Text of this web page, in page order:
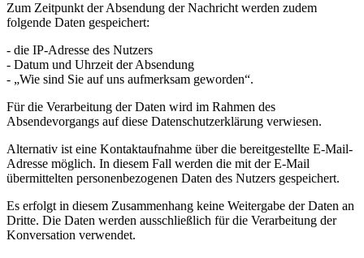
Zum Zeitpunkt der Absendung der Nachricht werden zudem
folgende Daten gespeichert:
- die IP-Adresse des Nutzers
- Datum und Uhrzeit der Absendung
- „Wie sind Sie auf uns aufmerksam geworden“.
Für die Verarbeitung der Daten wird im Rahmen des
Absendevorgangs auf diese Datenschutzerklärung verwiesen.
Alternativ ist eine Kontaktaufnahme über die bereitgestellte E-Mail-
Adresse möglich. In diesem Fall werden die mit der E-Mail
übermittelten personenbezogenen Daten des Nutzers gespeichert.
Es erfolgt in diesem Zusammenhang keine Weitergabe der Daten an
Dritte. Die Daten werden ausschließlich für die Verarbeitung der
Konversation verwendet.